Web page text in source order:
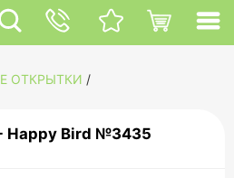
ОТКРЫТКИ /
Happy Bird №3435